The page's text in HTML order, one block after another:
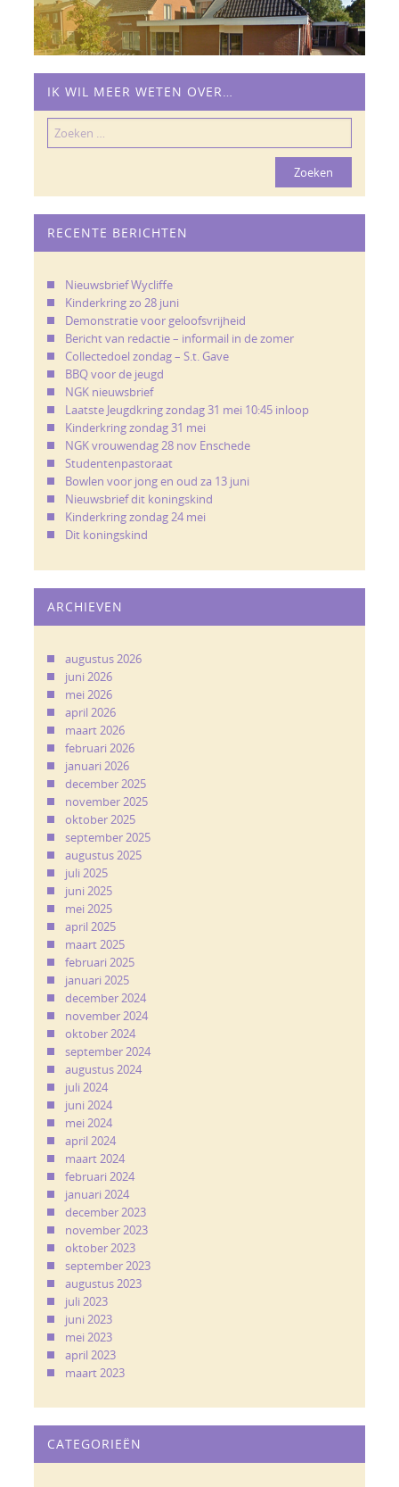
IK WIL MEER WETEN OVER…
Zoeken
naar:
RECENTE BERICHTEN
Nieuwsbrief Wycliffe
Kinderkring zo 28 juni
Demonstratie voor geloofsvrijheid
Bericht van redactie – informail in de zomer
Collectedoel zondag – S.t. Gave
BBQ voor de jeugd
NGK nieuwsbrief
Laatste Jeugdkring zondag 31 mei 10:45 inloop
Kinderkring zondag 31 mei
NGK vrouwendag 28 nov Enschede
Studentenpastoraat
Bowlen voor jong en oud za 13 juni
Nieuwsbrief dit koningskind
Kinderkring zondag 24 mei
Dit koningskind
ARCHIEVEN
augustus 2026
juni 2026
mei 2026
april 2026
maart 2026
februari 2026
januari 2026
december 2025
november 2025
oktober 2025
september 2025
augustus 2025
juli 2025
juni 2025
mei 2025
april 2025
maart 2025
februari 2025
januari 2025
december 2024
november 2024
oktober 2024
september 2024
augustus 2024
juli 2024
juni 2024
mei 2024
april 2024
maart 2024
februari 2024
januari 2024
december 2023
november 2023
oktober 2023
september 2023
augustus 2023
juli 2023
juni 2023
mei 2023
april 2023
maart 2023
CATEGORIEËN